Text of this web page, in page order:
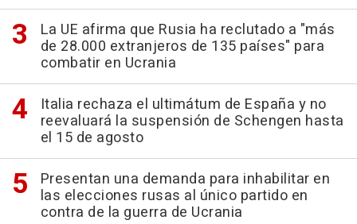
La UE afirma que Rusia ha reclutado a "más
de 28.000 extranjeros de 135 países" para
combatir en Ucrania
Italia rechaza el ultimátum de España y no
reevaluará la suspensión de Schengen hasta
el 15 de agosto
Presentan una demanda para inhabilitar en
las elecciones rusas al único partido en
contra de la guerra de Ucrania